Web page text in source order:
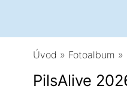
Úvod » Fotoalbum »
PilsAlive